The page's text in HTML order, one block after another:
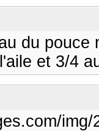
du
et 3/4